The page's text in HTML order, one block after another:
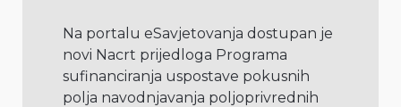
Na portalu eSavjetovanja dostupan je
novi Nacrt prijedloga Programa
sufinanciranja uspostave pokusnih
polja navodnjavanja poljoprivrednih